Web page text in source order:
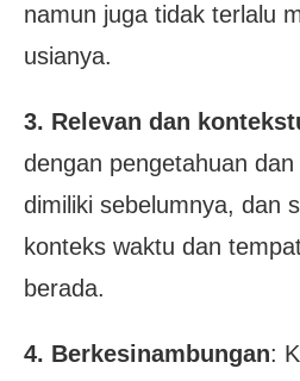
namun juga tidak terlalu
usianya.
3. Relevan dan
dengan pengetahuan
dimiliki sebelumnya, dan
konteks waktu dan
berada.
4. Berkesinambungan: